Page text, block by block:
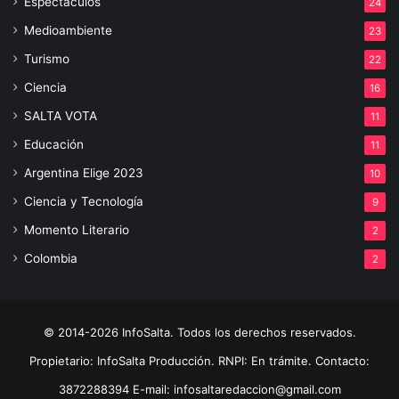
Medioambiente 23
Turismo 22
Ciencia 16
SALTA VOTA 11
Educación 11
Argentina Elige 2023 10
Ciencia y Tecnología 9
Momento Literario 2
Colombia 2
© 2014-2026 InfoSalta. Todos los derechos reservados.
Propietario: InfoSalta Producción. RNPI: En trámite. Contacto:
3872288394 E-mail: infosaltaredaccion@gmail.com